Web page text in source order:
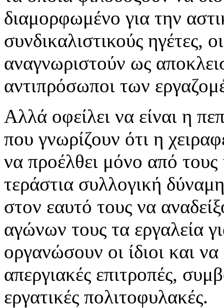
διαμορφωμένο για την
συνδικαλιστικούς ηγέτες,
αναγνωριστούν ως
αντιπρόσωποι των
Αλλά οφείλει να είναι η
που γνωρίζουν ότι η
να προέλθει μόνο από τους
τεράστια συλλογική
στον εαυτό τους να
αγώνων τους τα εργαλεία
οργανώσουν οι ίδιοι και
απεργιακές επιτροπές,
εργατικές πολιτοφυλακές.